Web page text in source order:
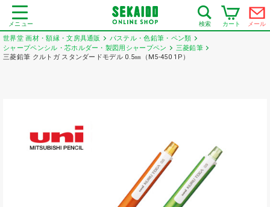
メニュー 検索 カート メール
世界堂 画材・額縁・文房具通販
パステル・色鉛筆・ペン類
シャープペンシル・芯ホルダー・製図用シャープペン
三菱鉛筆
三菱鉛筆 クルトガ スタンダードモデル 0.5㎜（M5-450 1P）